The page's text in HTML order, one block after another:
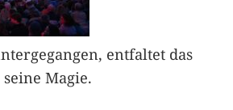
entfaltet das
Magie.